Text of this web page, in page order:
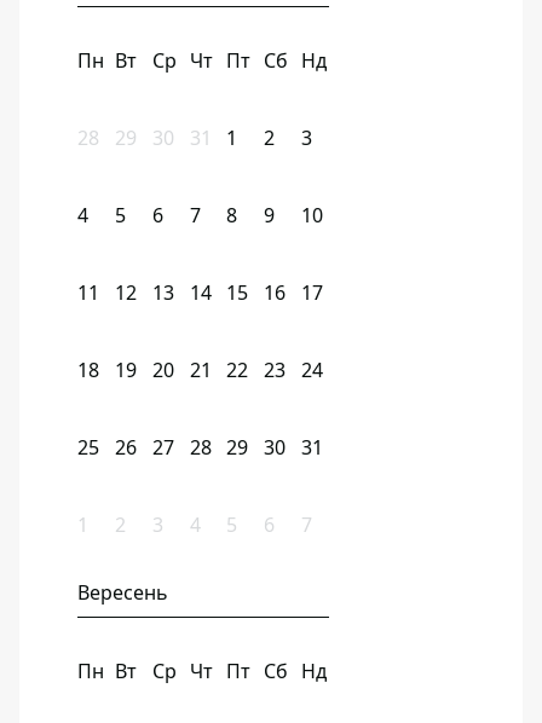
Пн Вт Ср Чт Пт Сб Нд
28 29 30 31 1 2 3
4 5 6 7 8 9 10
11 12 13 14 15 16 17
18 19 20 21 22 23 24
25 26 27 28 29 30 31
1 2 3 4 5 6 7
Вересень
Пн Вт Ср Чт Пт Сб Нд